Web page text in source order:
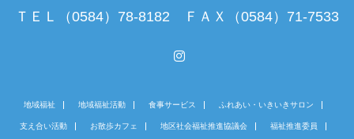
ＴＥＬ（0584）78-8182 ＦＡＸ（0584）71-7533
地域福祉 地域福祉活動 食事サービス ふれあい・いきいきサロン
支え合い活動 お散歩カフェ 地区社会福祉推進協議会 福祉推進委員